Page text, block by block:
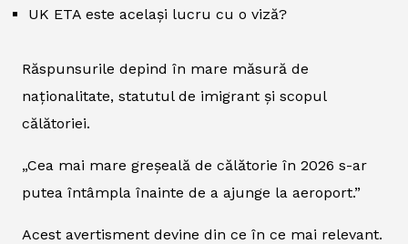
UK ETA este același lucru cu o viză?
Răspunsurile depind în mare măsură de
naționalitate, statutul de imigrant și scopul
călătoriei.
„Cea mai mare greșeală de călătorie în 2026 s-ar
putea întâmpla înainte de a ajunge la aeroport.”
Acest avertisment devine din ce în ce mai relevant.